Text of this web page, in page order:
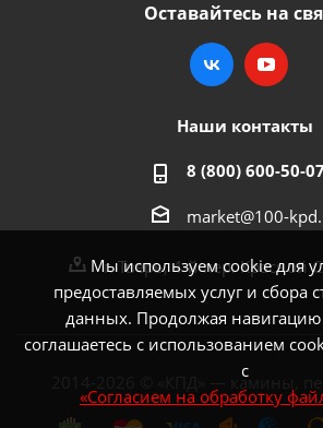
Мы используем cookie для
предоставляемых услуг и сбора
данных. Продолжая навигацию
соглашаетесь с использованием
с
«Согласием на обработку
Оставайтесь на
Наши контакты
8 (800) 600-50-07
market@100-
г. Тверь, 4-й пер. Красной
2014-2026 © «КПД» — камины,